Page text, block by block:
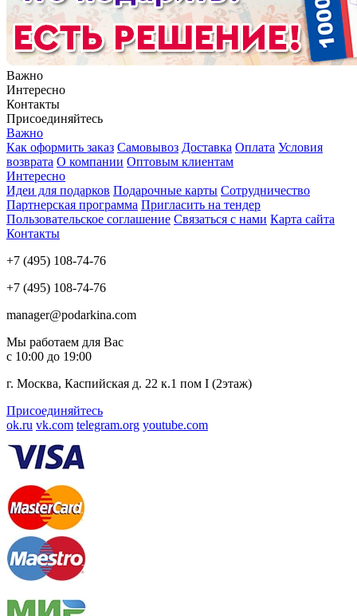
Важно
Интересно
Контакты
Присоединяйтесь
Важно
Как оформить заказ Самовывоз Доставка Оплата Условия
возврата О компании Оптовым клиентам
Интересно
Идеи для подарков Подарочные карты Сотрудничество
Партнерская программа Пригласить на тендер
Пользовательское соглашение Связаться с нами Карта сайта
Контакты
+7 (495) 108-74-76
+7 (495) 108-74-76
manager@podarkina.com
Мы работаем для Вас
с 10:00 до 19:00
г. Москва, Каспийская д. 22 к.1 пом I (2этаж)
Присоединяйтесь
ok.ru vk.com telegram.org youtube.com